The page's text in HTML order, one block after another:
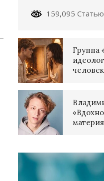
159,095
Группа